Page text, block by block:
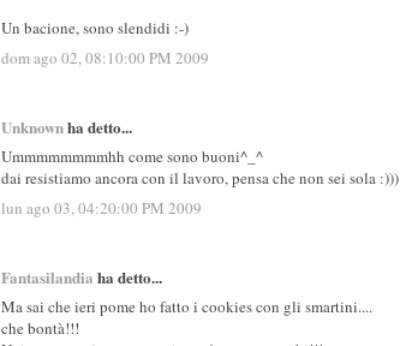
Un bacione, sono slendidi :-)
dom ago 02, 08:10:00 PM 2009
Unknownha detto...
Ummmmmmmmhh come sono buoni^_^
dai resistiamo ancora con il lavoro, pensa che non sei sola :)))
lun ago 03, 04:20:00 PM 2009
Fantasilandia ha detto...
Ma sai che ieri pome ho fatto i cookies con gli smartini....
che bontà!!!